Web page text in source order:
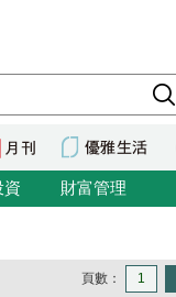
資 財富管理
頁數： 1